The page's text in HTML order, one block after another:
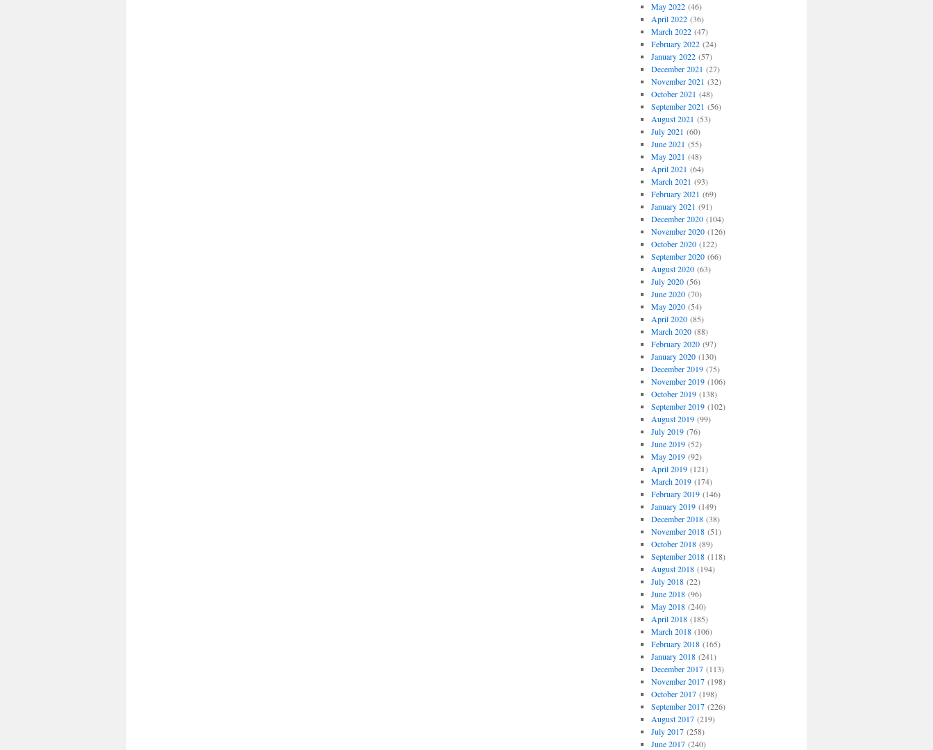
May 2022(46)
April 2022(36)
March 2022(47)
February 2022(24)
January 2022(57)
December 2021 (27)
November 2021 (32)
October 2021 (48)
September 2021 (56)
August 2021 (53)
July 2021 (60)
June 2021 (55)
May 2021 (48)
April 2021 (64)
March 2021 (93)
February 2021 (69)
January 2021 (91)
December 2020(104)
November 2020(126)
October 2020(122)
September 2020(66)
August 2020(63)
July 2020(56)
June 2020(70)
May 2020(54)
April 2020(85)
March 2020(88)
February 2020(97)
January 2020(130)
December 2019(75)
November 2019(106)
October 2019(138)
September 2019(102)
August 2019(99)
July 2019(76)
June 2019(52)
May 2019(92)
April 2019(121)
March 2019(174)
February 2019(146)
January 2019(149)
December 2018(38)
November 2018(51)
October 2018(89)
September 2018(118)
August 2018(194)
July 2018(22)
June 2018(96)
May 2018(240)
April 2018(185)
March 2018(106)
February 2018(165)
January 2018(241)
December 2017(113)
November 2017(198)
October 2017(198)
September 2017(226)
August 2017(219)
July 2017(258)
June 2017(240)